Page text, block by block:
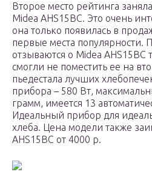
Второе место рейтинга
Midea AHS15BC. Это очень
она только появилась в
первые места популярности.
отзываются о Midea AHS15BC
смогли не поместить ее на
пьедестала лучших
прибора – 580 Вт,
грамм, имеется 13
Идеальный прибор для
хлеба. Цена модели также
AHS15BC от 4000 р.